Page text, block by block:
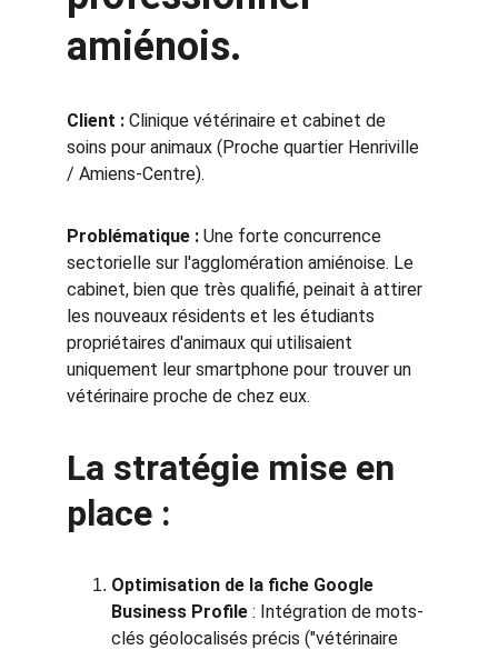
amiénois.
Client : Clinique vétérinaire et cabinet de
soins pour animaux (Proche quartier Henriville
/ Amiens-Centre).
Problématique : Une forte concurrence
sectorielle sur l'agglomération amiénoise. Le
cabinet, bien que très qualifié, peinait à attirer
les nouveaux résidents et les étudiants
propriétaires d'animaux qui utilisaient
uniquement leur smartphone pour trouver un
vétérinaire proche de chez eux.
La stratégie mise en
place :
Optimisation de la fiche Google
Business Profile : Intégration de mots-
clés géolocalisés précis ("vétérinaire